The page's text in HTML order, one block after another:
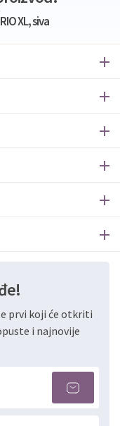
XL, siva
prvi koji će otkriti
i najnovije